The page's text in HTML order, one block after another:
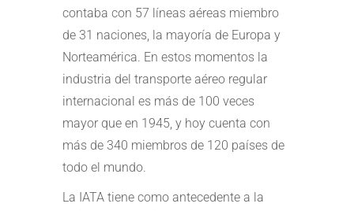
contaba con 57 líneas aéreas miembro
de 31 naciones, la mayoría de Europa y
Norteamérica. En estos momentos la
industria del transporte aéreo regular
internacional es más de 100 veces
mayor que en 1945, y hoy cuenta con
más de 340 miembros de 120 países de
todo el mundo.
La IATA tiene como antecedente a la